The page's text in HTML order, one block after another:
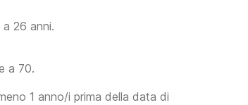
26 anni.
a 70.
1 anno/i prima della data di